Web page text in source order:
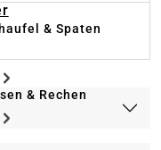
& Spaten
& Rechen